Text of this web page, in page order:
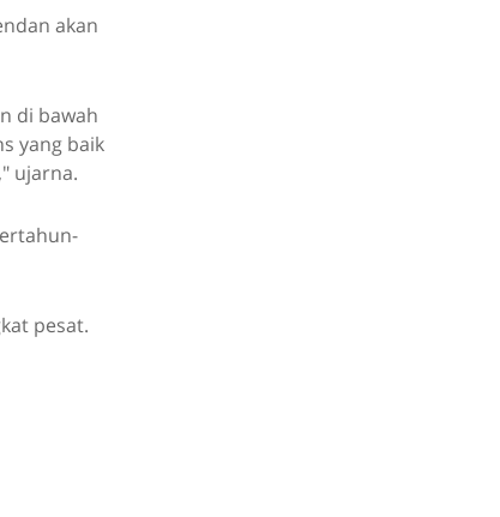
akan
di bawah
yang baik
ujarna.
pesat.